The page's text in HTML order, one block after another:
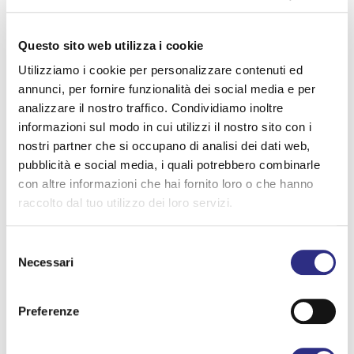
Questo sito web utilizza i cookie
Utilizziamo i cookie per personalizzare contenuti ed
annunci, per fornire funzionalità dei social media e per
analizzare il nostro traffico. Condividiamo inoltre
informazioni sul modo in cui utilizzi il nostro sito con i
nostri partner che si occupano di analisi dei dati web,
pubblicità e social media, i quali potrebbero combinarle
con altre informazioni che hai fornito loro o che hanno
raccolto dal tuo utilizzo dei loro servizi.
delNecessari
Preferenze
04-SET CAIMAN
11-SET MARIAGRAZIA PASI
Per informazioni contattare lo IAT San Mauro Mare
al numero 0541 346392._
Contatti
Informazioni